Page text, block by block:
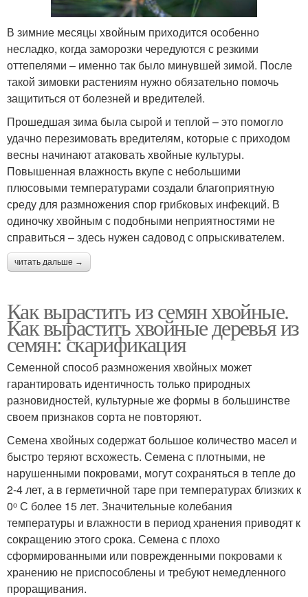
В зимние месяцы хвойным приходится особенно
несладко, когда заморозки чередуются с резкими
оттепелями – именно так было минувшей зимой. После
такой зимовки растениям нужно обязательно помочь
защититься от болезней и вредителей.
Прошедшая зима была сырой и теплой – это помогло
удачно перезимовать вредителям, которые с приходом
весны начинают атаковать хвойные культуры.
Повышенная влажность вкупе с небольшими
плюсовыми температурами создали благоприятную
среду для размножения спор грибковых инфекций. В
одиночку хвойным с подобными неприятностями не
справиться – здесь нужен садовод с опрыскивателем.
читать дальше →
Как вырастить из семян хвойные.
Как вырастить хвойные деревья из
семян: скарификация
Семенной способ размножения хвойных может
гарантировать идентичность только природных
разновидностей, культурные же формы в большинстве
своем признаков сорта не повторяют.
Семена хвойных содержат большое количество масел и
быстро теряют всхожесть. Семена с плотными, не
нарушенными покровами, могут сохраняться в тепле до
2-4 лет, а в герметичной таре при температурах близких к
0ᵒ С более 15 лет. Значительные колебания
температуры и влажности в период хранения приводят к
сокращению этого срока. Семена с плохо
сформированными или поврежденными покровами к
хранению не приспособлены и требуют немедленного
проращивания.